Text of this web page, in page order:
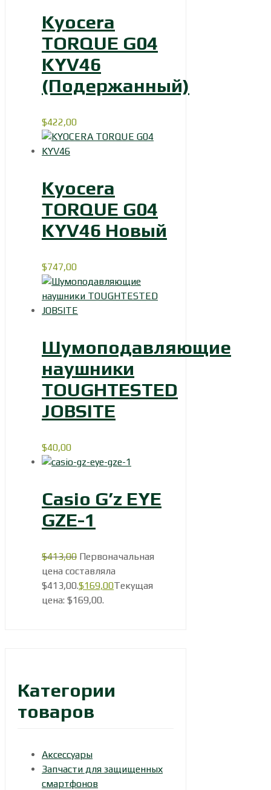
Kyocera
TORQUE G04
KYV46
(Подержанный)
$422,00
Kyocera
TORQUE G04
KYV46 Новый
$747,00
Шумоподавляющие
наушники
TOUGHTESTED
JOBSITE
$40,00
Casio G’z EYE
GZE-1
$413,00 Первоначальная
цена составляла
$413,00.$169,00Текущая
цена: $169,00.
Категории
товаров
Аксессуары
Запчасти для защищенных
смартфонов